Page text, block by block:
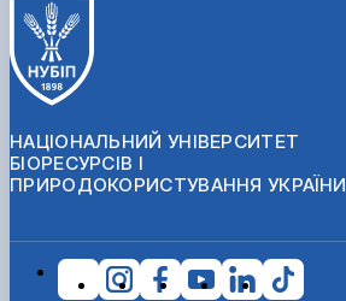
НАЦІОНАЛЬНИЙ УНІВЕРСИТЕТ
БІОРЕСУРСІВ І
ПРИРОДОКОРИСТУВАННЯ УКРАЇНИ